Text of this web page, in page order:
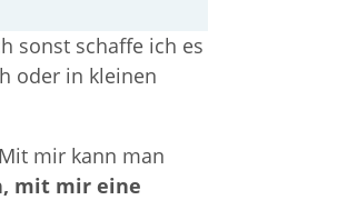
sonst schaffe ich es
oder in kleinen
mir kann man
mit mir eine